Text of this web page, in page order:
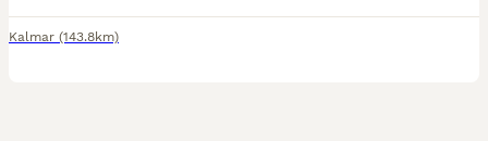
Kalmar (143.8km)